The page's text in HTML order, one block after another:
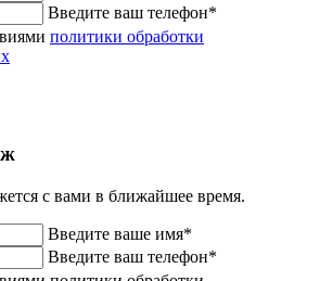
Введите ваш телефон*
политики обработки
с вами в ближайшее время.
Введите ваше имя*
Введите ваш телефон*